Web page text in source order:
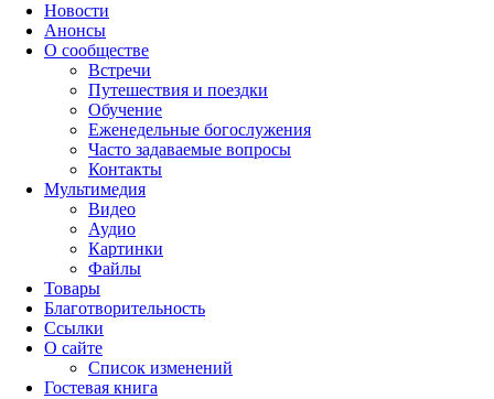
up
Новости
Анонсы
О сообществе
Встречи
Путешествия и поездки
Обучение
Еженедельные богослужения
Часто задаваемые вопросы
Контакты
Мультимедия
Видео
Аудио
Картинки
Файлы
Товары
Благотворительность
Ссылки
О сайте
Список изменений
Гостевая книга